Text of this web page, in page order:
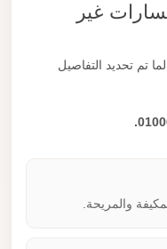
غير
تم تحديد التفاصيل
والمريحة.